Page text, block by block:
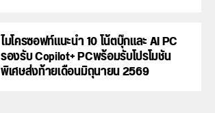
ไมโครซอฟท์แนะนำ 10 โน้ตบุ๊กและ AI PC
รองรับ Copilot+ PCพร้อมรับโปรโมชัน
พิเศษส่งท้ายเดือนมิถุนายน 2569